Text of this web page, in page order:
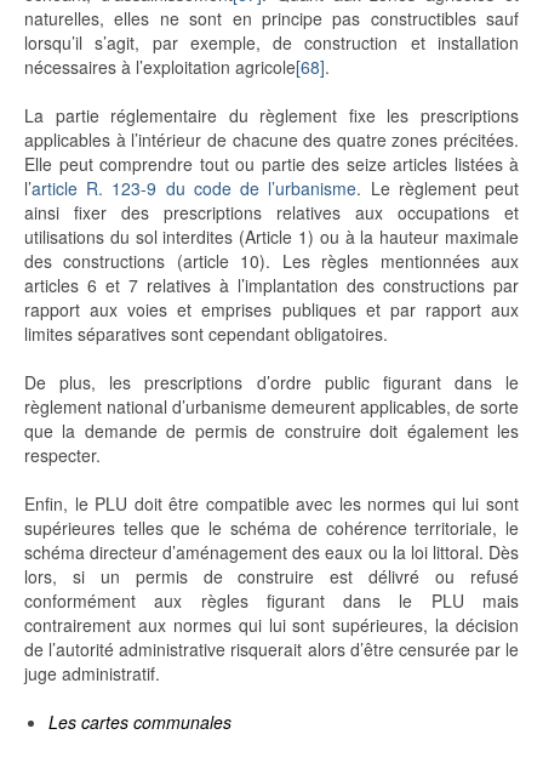
naturelles, elles ne sont en principe pas constructibles sauf
lorsqu’il s’agit, par exemple, de construction et installation
nécessaires à l’exploitation agricole[68].
La partie réglementaire du règlement fixe les prescriptions
applicables à l’intérieur de chacune des quatre zones précitées.
Elle peut comprendre tout ou partie des seize articles listées à
l’article R. 123-9 du code de l’urbanisme. Le règlement peut
ainsi fixer des prescriptions relatives aux occupations et
utilisations du sol interdites (Article 1) ou à la hauteur maximale
des constructions (article 10). Les règles mentionnées aux
articles 6 et 7 relatives à l’implantation des constructions par
rapport aux voies et emprises publiques et par rapport aux
limites séparatives sont cependant obligatoires.
De plus, les prescriptions d’ordre public figurant dans le
règlement national d’urbanisme demeurent applicables, de sorte
que la demande de permis de construire doit également les
respecter.
Enfin, le PLU doit être compatible avec les normes qui lui sont
supérieures telles que le schéma de cohérence territoriale, le
schéma directeur d’aménagement des eaux ou la loi littoral. Dès
lors, si un permis de construire est délivré ou refusé
conformément aux règles figurant dans le PLU mais
contrairement aux normes qui lui sont supérieures, la décision
de l’autorité administrative risquerait alors d’être censurée par le
juge administratif.
Les cartes communales